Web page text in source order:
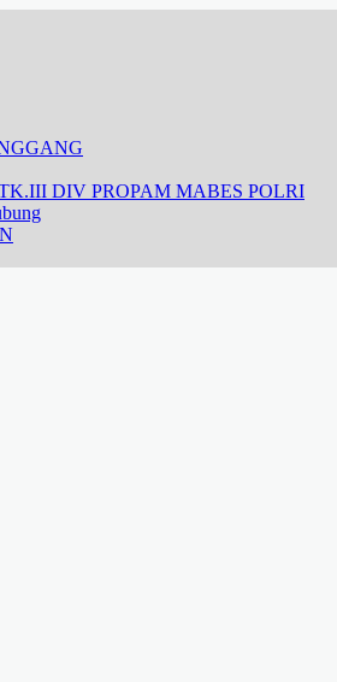
DIV PROPAM MABES POLRI